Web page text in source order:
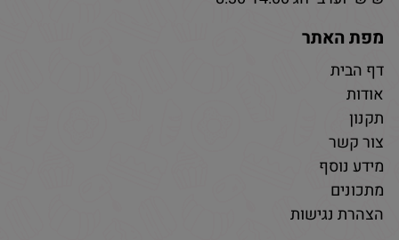
מפת האתר
דף הבית
אודות
תקנון
צור קשר
מידע נוסף
מתכונים
הצהרת נגישות